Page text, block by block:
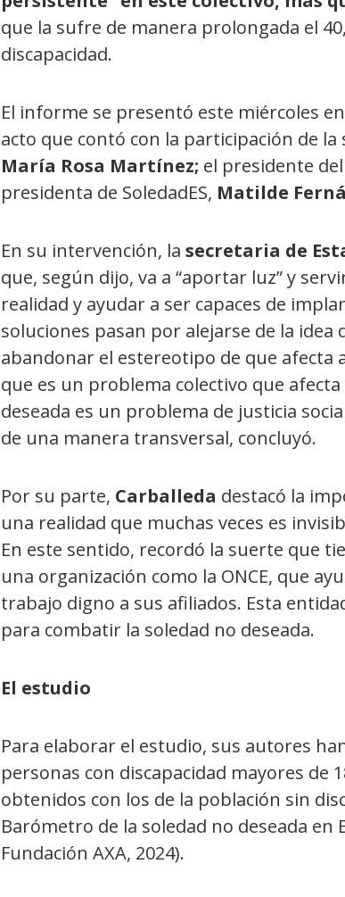
que la sufre de manera prolongada el
discapacidad.
El informe se presentó este miércoles
acto que contó con la participación de la
María Rosa Martínez; el presidente del
presidenta de SoledadES, Matilde
En su intervención, la secretaria de
que, según dijo, va a “aportar luz” y
realidad y ayudar a ser capaces de
soluciones pasan por alejarse de la idea
abandonar el estereotipo de que afecta
que es un problema colectivo que afecta
deseada es un problema de justicia
de una manera transversal, concluyó.
Por su parte, Carballeda destacó la
una realidad que muchas veces es
En este sentido, recordó la suerte que
una organización como la ONCE, que
trabajo digno a sus afiliados. Esta
para combatir la soledad no deseada.
El estudio
Para elaborar el estudio, sus autores
personas con discapacidad mayores de
obtenidos con los de la población sin
Barómetro de la soledad no deseada en
Fundación AXA, 2024).